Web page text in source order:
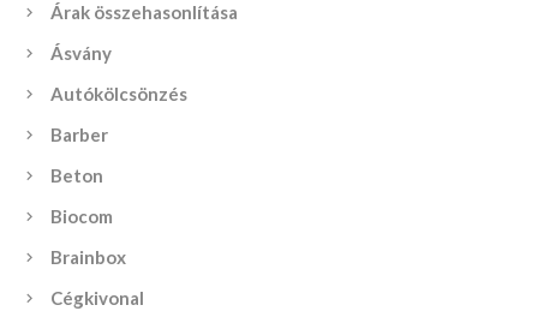
Árak összehasonlítása
Ásvány
Autókölcsönzés
Barber
Beton
Biocom
Brainbox
Cégkivonal